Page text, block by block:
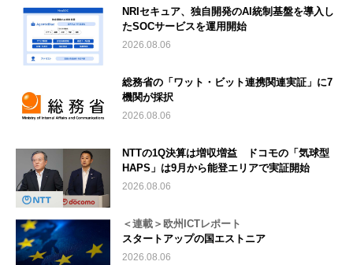
NRIセキュア、独自開発のAI統制基盤を導入し
たSOCサービスを運用開始
2026.08.06
総務省の「ワット・ビット連携関連実証」に7
機関が採択
2026.08.06
NTTの1Q決算は増収増益 ドコモの「気球型
HAPS」は9月から能登エリアで実証開始
2026.08.06
＜連載＞欧州ICTレポート
スタートアップの国エストニア
2026.08.06